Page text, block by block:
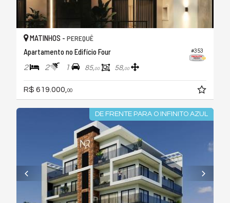
#353
MATINHOS - PEREQUÊ
Apartamento no Edifício Four
2 2 1 85,00 58,00
R$ 619.000, 00
DE FRENTE PARA O INFINITO AZUL